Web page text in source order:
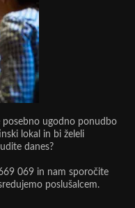
posebno ugodno ponudbo
lokal in bi želeli
danes?
069 in nam sporočite
poslušalcem.